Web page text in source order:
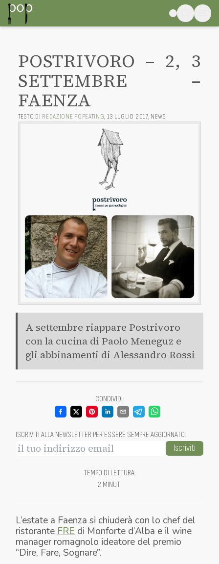
POSTRIVORO – 2, 3
SETTEMBRE –
FAENZA
TESTO DI REDAZIONE POPEATING, 13 LUGLIO 2017, NEWS
A settembre riappare Postrivoro
con la cucina di Paolo Meneguz e
gli abbinamenti di Alessandro Rossi
CONDIVIDI:
ISCRIVITI ALLA NEWSLETTER PER ESSERE SEMPRE AGGIORNATO:
Iscriviti
TEMPO DI LETTURA:
2 MINUTI
L’estate a Faenza si chiuderà con lo chef del
ristorante FRE di Monforte d’Alba e il wine
manager romagnolo ideatore del premio
“Dire, Fare, Sognare”.